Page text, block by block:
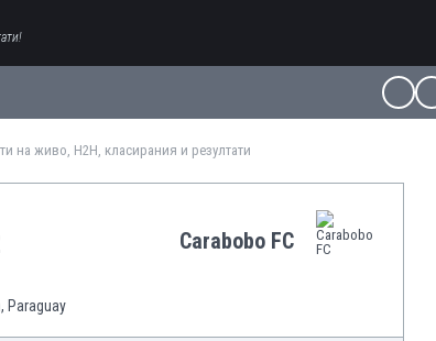
на живо, H2H, класирания и резултати
Carabobo FC
Paraguay